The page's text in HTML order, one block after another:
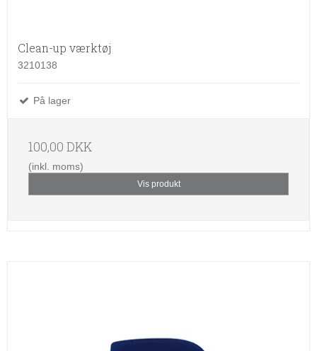
Clean-up værktøj
3210138
På lager
100,00 DKK
(inkl. moms)
Vis produkt